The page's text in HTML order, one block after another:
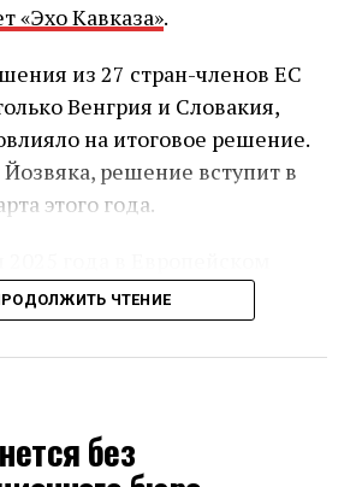
«Эхо Кавказа».
из 27 стран-членов ЕС
Венгрия и Словакия,
на итоговое решение.
решение вступит в
этого года.
обновлённый
безвизового режима.
стало известно, что он
Грузию — на фоне
политики правящей
Брюсселя и других
ЧТЕНИЕ
без